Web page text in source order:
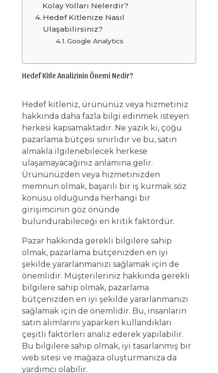
Kolay Yolları Nelerdir?
Hedef Kitlenize Nasıl
Ulaşabilirsiniz?
Google Analytics
Hedef Kitle Analizinin Önemi Nedir?
Hedef kitleniz, ürününüz veya hizmetiniz
hakkında daha fazla bilgi edinmek isteyen
herkesi kapsamaktadır. Ne yazık ki, çoğu
pazarlama bütçesi sınırlıdır ve bu, satın
almakla ilgilenebilecek herkese
ulaşamayacağınız anlamına gelir.
Ürününüzden veya hizmetinizden
memnun olmak, başarılı bir iş kurmak söz
konusu olduğunda herhangi bir
girişimcinin göz önünde
bulundurabileceği en kritik faktördür.
Pazar hakkında gerekli bilgilere sahip
olmak, pazarlama bütçenizden en iyi
şekilde yararlanmanızı sağlamak için de
önemlidir. Müşterileriniz hakkında gerekli
bilgilere sahip olmak, pazarlama
bütçenizden en iyi şekilde yararlanmanızı
sağlamak için de önemlidir. Bu, insanların
satın alımlarını yaparken kullandıkları
çeşitli faktörleri analiz ederek yapılabilir.
Bu bilgilere sahip olmak, iyi tasarlanmış bir
web sitesi ve mağaza oluşturmanıza da
yardımcı olabilir.